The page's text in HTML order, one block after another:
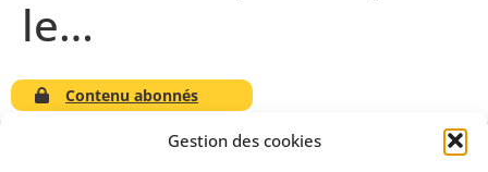
Gestion des cookies
le…
Contenu abonnés